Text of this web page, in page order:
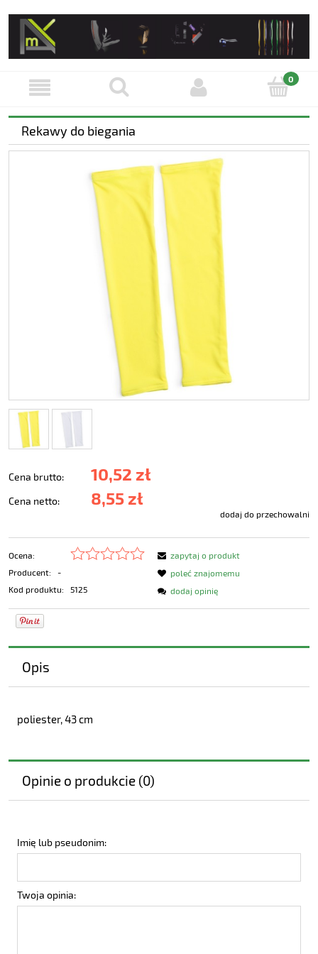
Rekawy do biegania
Cena brutto: 10,52 zł
Cena netto: 8,55 zł
dodaj do przechowalni
Ocena:
Producent:
-
Kod produktu:
5125
zapytaj o produkt
poleć znajomemu
dodaj opinię
Opis
poliester, 43 cm
Opinie o produkcie (0)
Imię lub pseudonim:
Twoja opinia: